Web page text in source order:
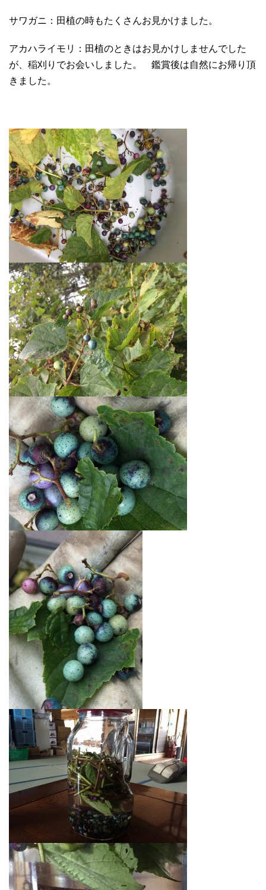
サワガニ：田植の時もたくさんお見かけました。
アカハライモリ：田植のときはお見かけしませんでした
が、稲刈りでお会いしました。 鑑賞後は自然にお帰り頂
きました。